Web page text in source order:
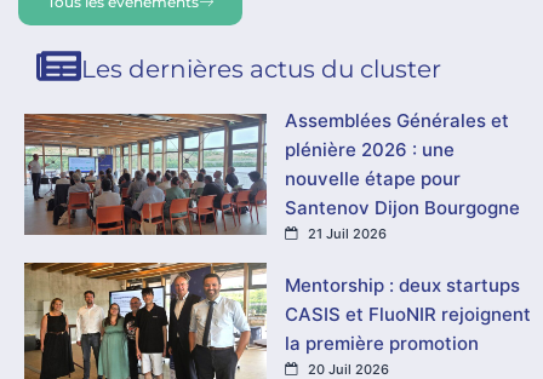
Les dernières actus du cluster
Assemblées Générales et
plénière 2026 : une
nouvelle étape pour
Santenov Dijon Bourgogne
21 Juil 2026
Mentorship : deux startups
CASIS et FluoNIR rejoignent
la première promotion
20 Juil 2026